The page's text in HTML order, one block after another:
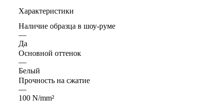
Характеристики
Наличие образца в шоу-руме
—
Да
Основной оттенок
—
Белый
Прочность на сжатие
—
100 N/mm²